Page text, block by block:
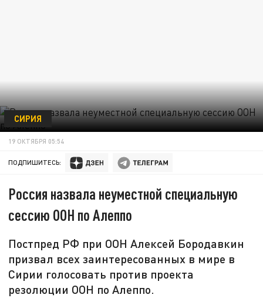
СИРИЯ
19 ОКТЯБРЯ 05:54
ПОДПИШИТЕСЬ:
Россия назвала неуместной специальную
сессию ООН по Алеппо
Постпред РФ при ООН Алексей Бородавкин
призвал всех заинтересованных в мире в
Сирии голосовать против проекта
резолюции ООН по Алеппо.